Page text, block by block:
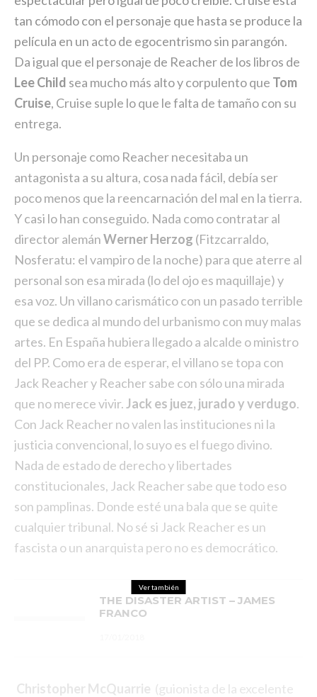
tan cómodo con el personaje que hasta se produce la
película en un acto de egocentrismo sin parangón.
Da igual que el personaje de Reacher de los libros de
Lee Child sea mucho más alto y corpulento que Tom
Cruise, Cruise suple lo que le falta de tamaño con su
entrega.
Un personaje como Reacher necesitaba un
antagonista a su altura, cosa nada fácil, debía ser
poco menos que la reencarnación del mal en la tierra.
Y casi lo han conseguido. Nada como contratar al
director alemánWerner Herzog (Fitzcarraldo,
Nosferatu: el vampiro de la noche) para que aterre al
personal son esa mirada (lo del ojo es maquillaje) y
esa voz. Un villano carismático con un pasado terrible
que se dedica al mundo del urbanismo con muy malas
artes. En España hubiera llegado a alcalde o ministro
del PP. Como era de esperar, el villano se topa con
Jack Reacher y Reacher sabe con sólo una mirada
que no merece vivir.Jack es juez, jurado y verdugo.
Con Jack Reacher no valen las instituciones ni la
justicia convencional, lo suyo es el fuego divino.
Nada de estado de derecho y libertades
constitucionales, Jack Reacher sabe que todo eso
son pamplinas. Donde esté una bala que se quite
cualquier tribunal. No sé si Jack Reacher es un
fascista o un anarquista pero no es democrático.
Ver también
THE DISASTER ARTIST – JAMES
FRANCO
Christopher McQuarrie (guionista de la excelente